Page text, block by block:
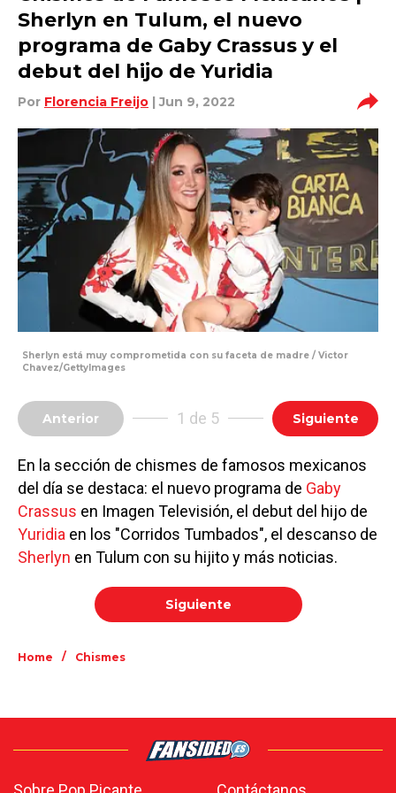
Sherlyn en Tulum, el nuevo
programa de Gaby Crassus y el
debut del hijo de Yuridia
Por Florencia Freijo | Jun 9, 2022
Sherlyn está muy comprometida con su faceta de madre / Victor
Chavez/GettyImages
Anterior 1 de 5 Siguiente
En la sección de chismes de famosos mexicanos
del día se destaca: el nuevo programa de Gaby
Crassus en Imagen Televisión, el debut del hijo de
Yuridia en los "Corridos Tumbados", el descanso de
Sherlyn en Tulum con su hijito y más noticias.
Siguiente
Home / Chismes